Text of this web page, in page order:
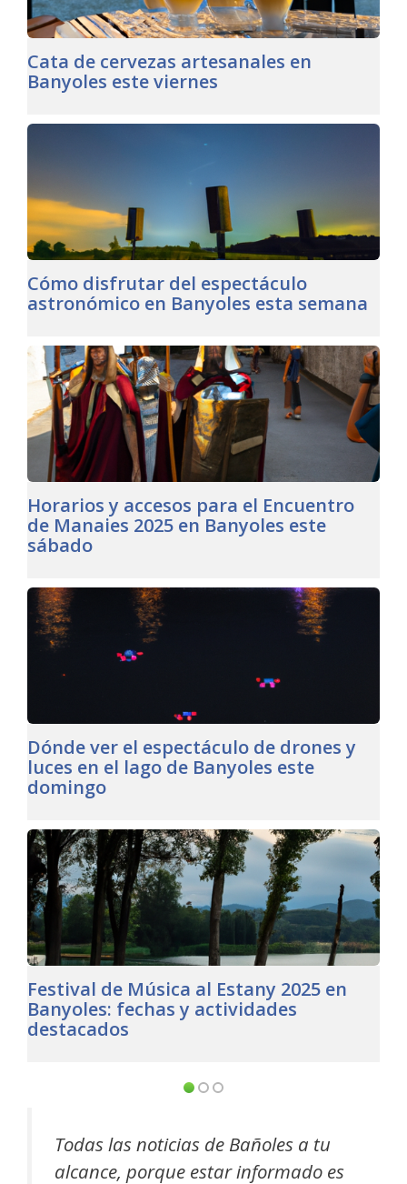
Cata de cervezas artesanales en
Banyoles este viernes
Cómo disfrutar del espectáculo
astronómico en Banyoles esta semana
Horarios y accesos para el Encuentro
de Manaies 2025 en Banyoles este
sábado
Dónde ver el espectáculo de drones y
luces en el lago de Banyoles este
domingo
Festival de Música al Estany 2025 en
Banyoles: fechas y actividades
destacados
Todas las noticias de Bañoles a tu
alcance, porque estar informado es